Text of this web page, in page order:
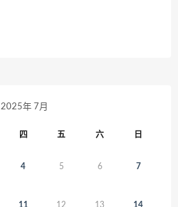
2025年 7月
四 五 六 日
4 5 6 7
11 12 13 14